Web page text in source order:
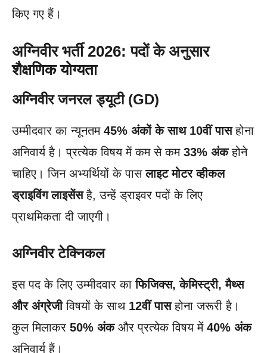
किए गए हैं।
अग्निवीर भर्ती 2026: पदों के अनुसार
शैक्षणिक योग्यता
अग्निवीर जनरल ड्यूटी (GD)
उम्मीदवार का न्यूनतम 45% अंकों के साथ 10वीं पासहोना
अनिवार्य है। प्रत्येक विषय में कम से कम 33% अंकहोने
चाहिए। जिन अभ्यर्थियों के पासलाइट मोटर व्हीकल
ड्राइविंग लाइसेंसहै, उन्हें ड्राइवर पदों के लिए
प्राथमिकता दी जाएगी।
अग्निवीर टेक्निकल
इस पद के लिए उम्मीदवार काफिजिक्स, केमिस्ट्री, मैथ्स
और अंग्रेजीविषयों के साथ 12वीं पासहोना जरूरी है।
कुल मिलाकर 50% अंकऔर प्रत्येक विषय में 40% अंक
अनिवार्य हैं।